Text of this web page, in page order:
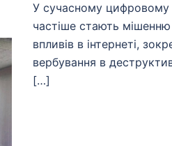
У сучасному цифровому
частіше стають
впливів в інтернеті,
вербування в
[…]